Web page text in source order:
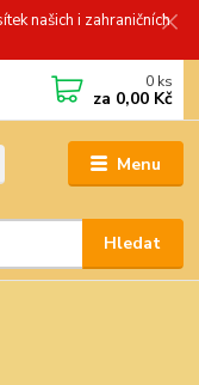
našich i zahraničních
Menu
Hledat
0 ks
za 0,00 Kč